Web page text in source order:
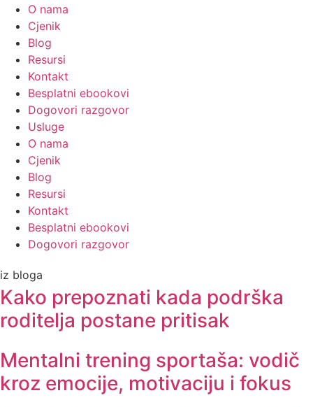
O nama
Cjenik
Blog
Resursi
Kontakt
Besplatni ebookovi
Dogovori razgovor
Usluge
O nama
Cjenik
Blog
Resursi
Kontakt
Besplatni ebookovi
Dogovori razgovor
iz bloga
Kako prepoznati kada podrška
roditelja postane pritisak
Mentalni trening sportaša: vodič
kroz emocije, motivaciju i fokus